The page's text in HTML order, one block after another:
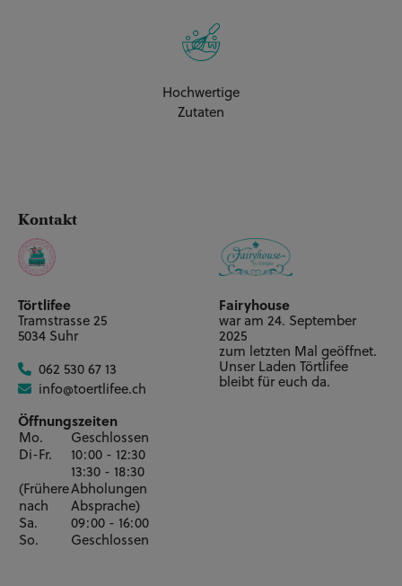
Hochwertige
Zutaten
Kontakt
Törtlifee
Tramstrasse 25
5034 Suhr
062 530 67 13
info@toertlifee.ch
Öffnungszeiten
Mo.
Geschlossen
Di-Fr.
10:00 - 12:30
13:30 - 18:30
(FrühereAbholungen
nach
Absprache)
Sa.
09:00 - 16:00
So.
Geschlossen
Fairyhouse
war am 24. September
2025
zum letzten Mal geöffnet.
Unser Laden Törtlifee
bleibt für euch da.